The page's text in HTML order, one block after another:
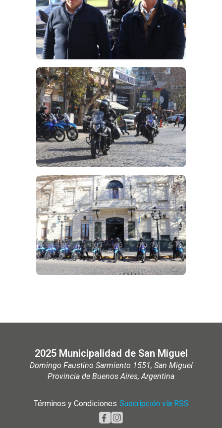
2025 Municipalidad de San Miguel
Domingo Faustino Sarmiento 1551, San Miguel
Provincia de Buenos Aires, Argentina
Términos y Condiciones Suscripción vía RSS